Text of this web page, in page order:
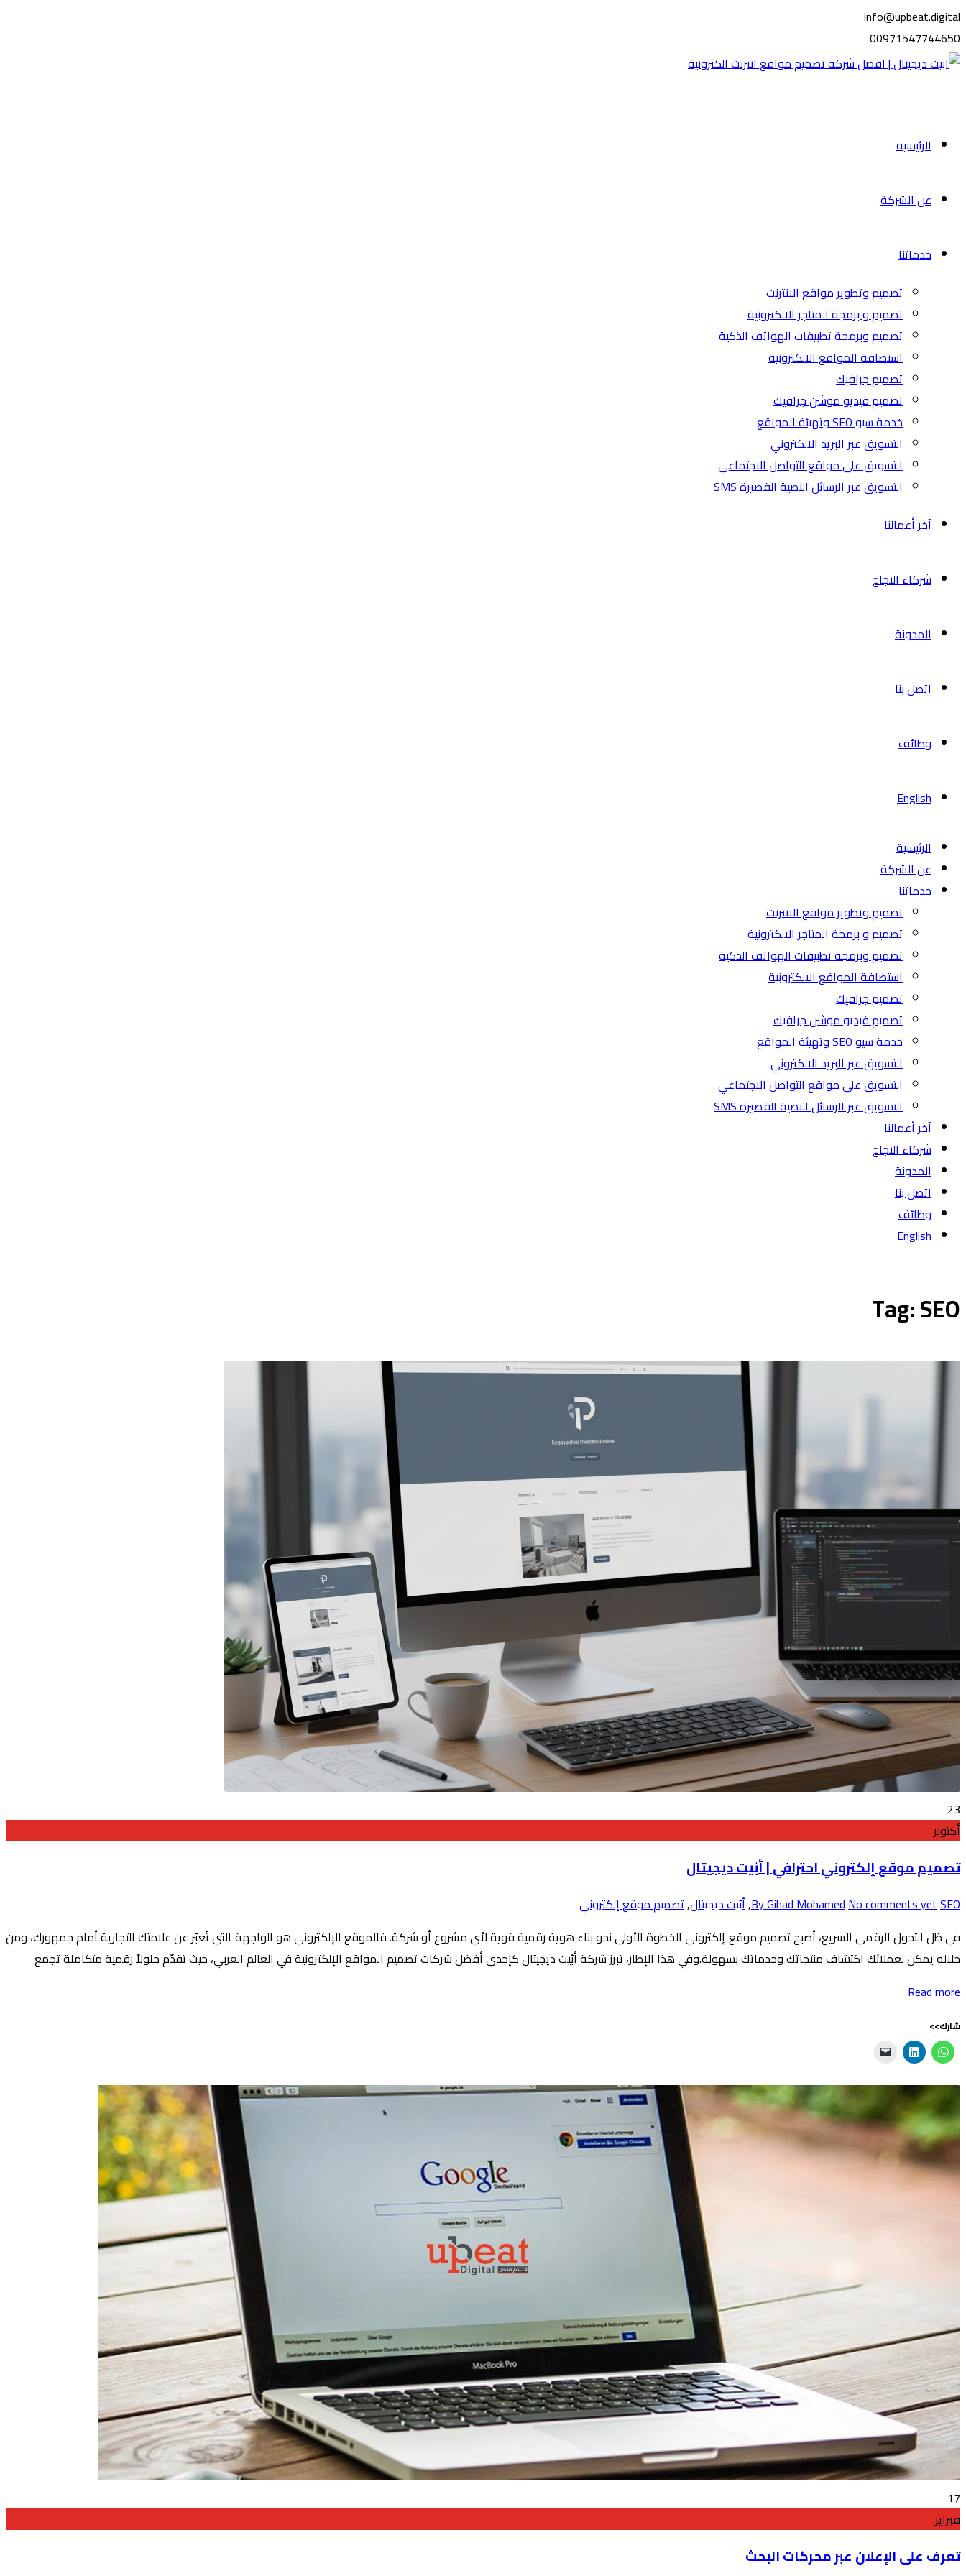
info@upbeat.digital
00971547744650
الرئيسية
عن الشركة
خدماتنا
تصميم وتطوير مواقع الانترنت
تصميم و برمجة المتاجر الالكترونية
تصميم وبرمجة تطبيقات الهواتف الذكية
استضافة المواقع الالكترونية
تصميم جرافيك
تصميم فيديو موشن جرافيك
خدمة سيو SEO وتهيئة المواقع
التسويق عبر البريد الالكتروني
التسويق على مواقع التواصل الاجتماعي
التسويق عبر الرسائل النصية القصيرة SMS
آخر أعمالنا
شركاء النجاح
المدونة
اتصل بنا
وظائف
English
الرئيسية
عن الشركة
خدماتنا
تصميم وتطوير مواقع الانترنت
تصميم و برمجة المتاجر الالكترونية
تصميم وبرمجة تطبيقات الهواتف الذكية
استضافة المواقع الالكترونية
تصميم جرافيك
تصميم فيديو موشن جرافيك
خدمة سيو SEO وتهيئة المواقع
التسويق عبر البريد الالكتروني
التسويق على مواقع التواصل الاجتماعي
التسويق عبر الرسائل النصية القصيرة SMS
آخر أعمالنا
شركاء النجاح
المدونة
اتصل بنا
وظائف
English
Tag: SEO
23
أكتوبر
تصميم موقع إلكتروني احترافي | أبّيت ديجيتال
By Gihad MohamedNo comments yetSEO
,أبّيت ديجيتال,تصميم موقع إلكتروني
في ظل التحول الرقمي السريع، أصبح تصميم موقع إلكتروني الخطوة الأولى نحو بناء هوية رقمية قوية لأي مشروع أو شركة. فالموقع الإلكتروني هو الواجهة التي تُعبّر عن علامتك التجارية أمام جمهورك، ومن
خلاله يمكن لعملائك اكتشاف منتجاتك وخدماتك بسهولة.وفي هذا الإطار، تبرز شركة أبّيت ديجيتال كإحدى أفضل شركات تصميم المواقع الإلكترونية في العالم العربي، حيث تقدّم حلولاً رقمية متكاملة تجمع
Read more
شارك>>
17
فبراير
تعرف على الإعلان عبر محركات البحث